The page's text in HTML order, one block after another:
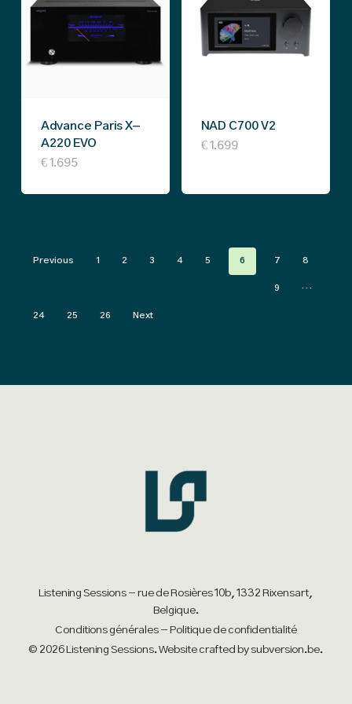
Advance Paris X-
A220 EVO
€1.695
NAD C700 V2
€ 1.699
Previous 1 2 3 4 5 6 7 8
9 …
24 25 26 Next
Listening Sessions - rue de Rosières 10b, 1332 Rixensart,
Belgique.
Conditions générales- Politique de confidentialité
© 2026 Listening Sessions. Website crafted by subversion.be.